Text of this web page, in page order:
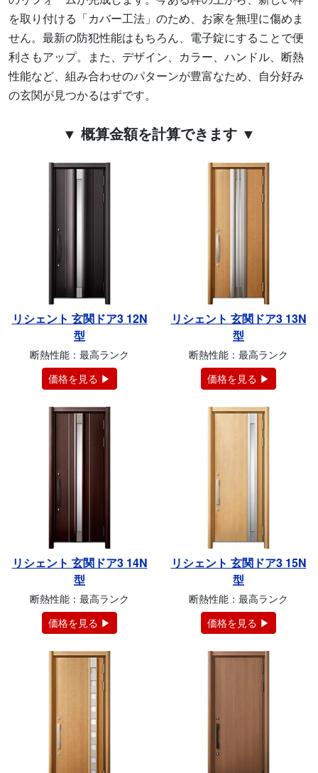
を取り付ける「カバー工法」のため、お家を無理に傷めま
せん。最新の防犯性能はもちろん、電子錠にすることで便
利さもアップ。また、デザイン、カラー、ハンドル、断熱
性能など、組み合わせのパターンが豊富なため、自分好み
の玄関が見つかるはずです。
▼ 概算金額を計算できます ▼
リシェント 玄関ドア3 12N
型
断熱性能：最高ランク
価格を見る ▶
リシェント 玄関ドア3 13N
型
断熱性能：最高ランク
価格を見る ▶
リシェント 玄関ドア3 14N
型
断熱性能：最高ランク
価格を見る ▶
リシェント 玄関ドア3 15N
型
断熱性能：最高ランク
価格を見る ▶